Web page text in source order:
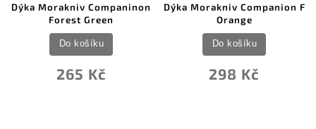
Dýka Morakniv Companinon
Forest Green
265 Kč
Do košíku
Dýka Morakniv Companion F
Orange
298 Kč
Do košíku